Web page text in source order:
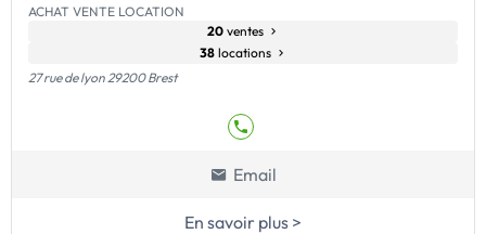
ACHAT VENTE LOCATION
20ventes
38locations
27 rue de lyon 29200 Brest
Email
En savoir plus >